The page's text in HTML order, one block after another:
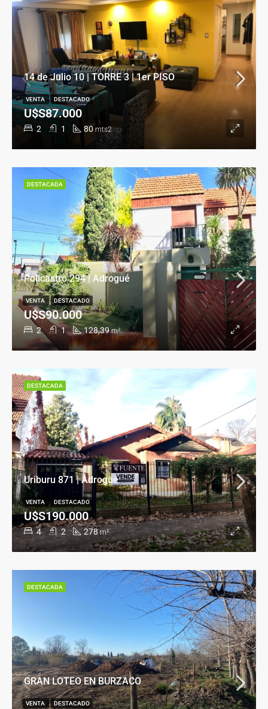
14 de Julio 10 | TORRE 3 | 1er PISO
2 1 80 mts2
U$S87.000
VENTA DESTACADO
Policastro 294 | Adrogué
2 1 128,39 m²
U$S90.000
VENTA DESTACADO
DESTACADA
Uriburu 871 | Adrogué
4 2 278 m²
U$S190.000
VENTA DESTACADO
DESTACADA
GRAN LOTEO EN BURZACO
VENTA DESTACADO
DESTACADA